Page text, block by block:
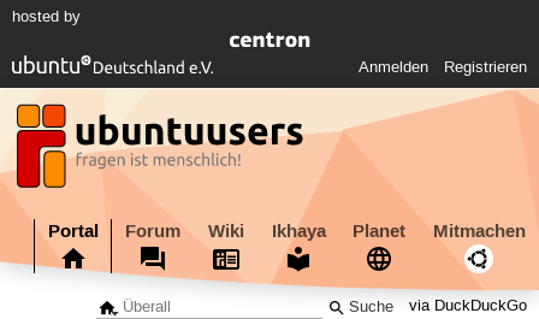
hosted by
Anmelden Registrieren
Portal Forum Wiki Ikhaya Planet Mitmachen
via DuckDuckGo